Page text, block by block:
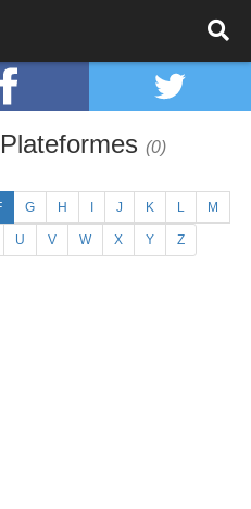
(0)
G H J K L M
U V W X Y Z